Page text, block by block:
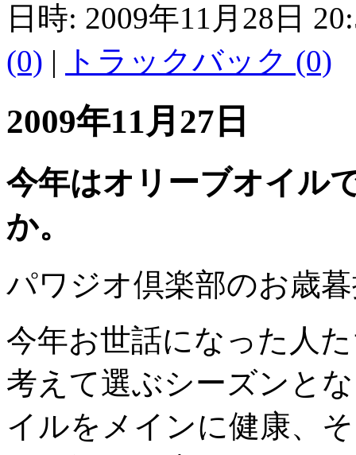
日時: 2009年11月28日
(0) | トラックバック (0)
2009年11月27日
今年はオリーブオイル
か。
パワジオ倶楽部のお歳
今年お世話になった人
考えて選ぶシーズンと
イルをメインに健康、